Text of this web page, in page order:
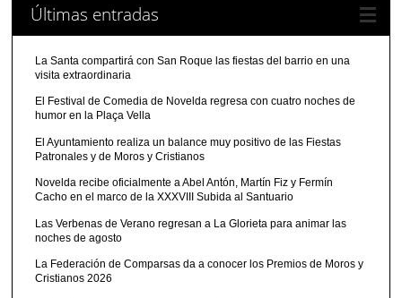
Últimas entradas
La Santa compartirá con San Roque las fiestas del barrio en una
visita extraordinaria
El Festival de Comedia de Novelda regresa con cuatro noches de
humor en la Plaça Vella
El Ayuntamiento realiza un balance muy positivo de las Fiestas
Patronales y de Moros y Cristianos
Novelda recibe oficialmente a Abel Antón, Martín Fiz y Fermín
Cacho en el marco de la XXXVIII Subida al Santuario
Las Verbenas de Verano regresan a La Glorieta para animar las
noches de agosto
La Federación de Comparsas da a conocer los Premios de Moros y
Cristianos 2026